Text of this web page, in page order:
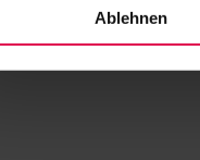
Ablehnen